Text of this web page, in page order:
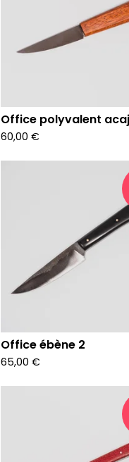
Office polyvalent
60,00 €
Office ébène 2
65,00 €